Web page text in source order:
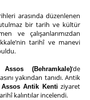
arasında düzenlenen
bir tarih ve kültür
ve çalışanlarımızdan
tarihî ve manevi
Assos (Behramkale)’de
yakından tanıdı. Antik
Assos Antik Kenti ziyaret
kalıntılar incelendi.